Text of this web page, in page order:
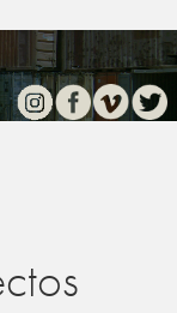
InstagramFacebook
Vimeo